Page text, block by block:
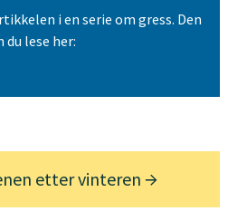
i en serie om gress. Den
lese her:
etter vinteren